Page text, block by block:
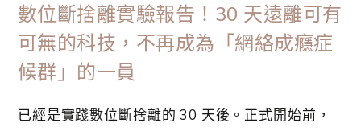
數位斷捨離實驗報告！30 天遠離可有
可無的科技，不再成為「網絡成癮症
候群」的一員
已經是實踐數位斷捨離的 30 天後。正式開始前，